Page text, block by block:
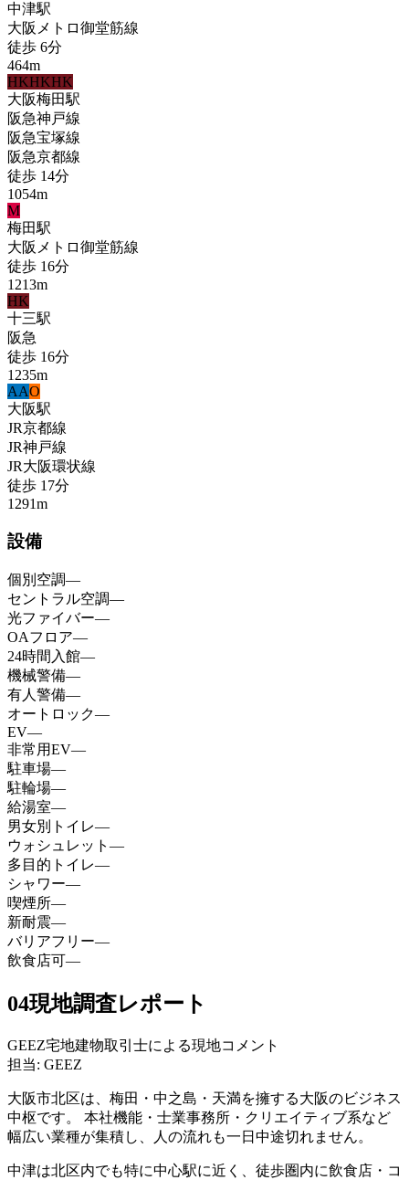
中津駅
大阪メトロ御堂筋線
徒歩 6分
464m
HKHKHK
大阪梅田駅
阪急神戸線
阪急宝塚線
阪急京都線
徒歩 14分
1054m
M
梅田駅
大阪メトロ御堂筋線
徒歩 16分
1213m
HK
十三駅
阪急
徒歩 16分
1235m
AAO
大阪駅
JR京都線
JR神戸線
JR大阪環状線
徒歩 17分
1291m
設備
個別空調—
セントラル空調—
光ファイバー—
OAフロア—
24時間入館—
機械警備—
有人警備—
オートロック—
EV—
非常用EV—
駐車場—
駐輪場—
給湯室—
男女別トイレ—
ウォシュレット —
多目的トイレ—
シャワー—
喫煙所—
新耐震—
バリアフリー—
飲食店可—
04現地調査レポート
GEEZ宅地建物取引士による現地コメント
担当: GEEZ
大阪市北区は、梅田・中之島・天満を擁する大阪のビジネス
中枢です。 本社機能・士業事務所・クリエイティブ系など
幅広い業種が集積し、人の流れも一日中途切れません。
中津は北区内でも特に中心駅に近く、徒歩圏内に飲食店・コ